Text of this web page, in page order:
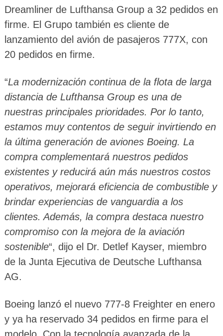
Dreamliner de Lufthansa Group a 32 pedidos en
firme. El Grupo también es cliente de
lanzamiento del avión de pasajeros 777X, con
20 pedidos en firme.
“La modernización continua de la flota de larga
distancia de Lufthansa Group es una de
nuestras principales prioridades. Por lo tanto,
estamos muy contentos de seguir invirtiendo en
la última generación de aviones Boeing. La
compra complementará nuestros pedidos
existentes y reducirá aún más nuestros costos
operativos, mejorará eficiencia de combustible y
brindar experiencias de vanguardia a los
clientes. Además, la compra destaca nuestro
compromiso con la mejora de la aviación
sostenible“, dijo el Dr. Detlef Kayser, miembro
de la Junta Ejecutiva de Deutsche Lufthansa
AG.
Boeing lanzó el nuevo 777-8 Freighter en enero
y ya ha reservado 34 pedidos en firme para el